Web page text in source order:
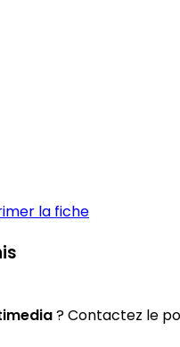
la fiche
? Contactez le